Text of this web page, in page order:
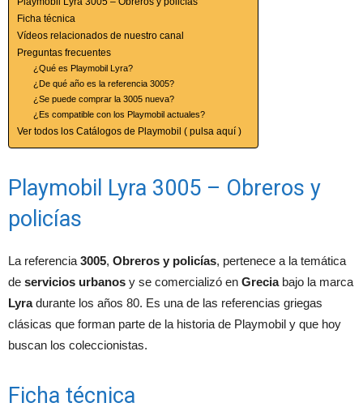
Ficha técnica
Vídeos relacionados de nuestro canal
Preguntas frecuentes
¿Qué es Playmobil Lyra?
¿De qué año es la referencia 3005?
¿Se puede comprar la 3005 nueva?
¿Es compatible con los Playmobil actuales?
Ver todos los Catálogos de Playmobil ( pulsa aquí )
Playmobil Lyra 3005 – Obreros y
policías
La referencia 3005, Obreros y policías, pertenece a la temática
de servicios urbanos y se comercializó en Greciabajo la marca
Lyradurante los años 80. Es una de las referencias griegas
clásicas que forman parte de la historia de Playmobil y que hoy
buscan los coleccionistas.
Ficha técnica